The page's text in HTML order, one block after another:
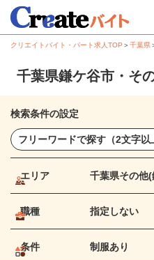
クリエイトバイト・パート求人TOP ＞千葉県
千葉県鎌ケ谷市・そ
検索条件の設定
エリア 千葉県その他
職種 指定しない
条件 制服あり